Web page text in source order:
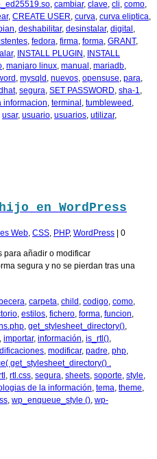
cambiar, clave cli como
, CREATE USER curva curva eliptica
deshabilitar, desinstalar, digital
fedora firma forma GRANT,
, INSTALL PLUGIN INSTALL
manjaro linux manual mariadb
mysqld nuevos opensuse para
, segura SET PASSWORD sha-1
informacion terminal tumbleweed
usar, usuario usuarios utilizar,
en WordPress
Web CSS PHP, WordPress | 0
para añadir o modificar
segura y no se pierdan tras una
carpeta child codigo como
estilos fichero forma funcion
get_stylesheet_directory()
importar, información is_rtl()
modificar, padre php
get_stylesheet_directory() .
rtl.css segura sheets soporte style
de la información tema theme
wp_enqueue_style () wp-